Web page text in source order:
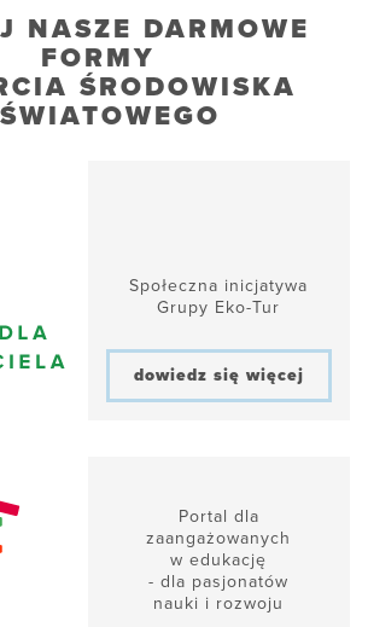
NASZE DARMOWE
FORMY
ŚRODOWISKA
Społeczna inicjatywa
Grupy Eko-Tur
dowiedz się więcej
Portal dla
zaangażowanych
w edukację
- dla pasjonatów
nauki i rozwoju